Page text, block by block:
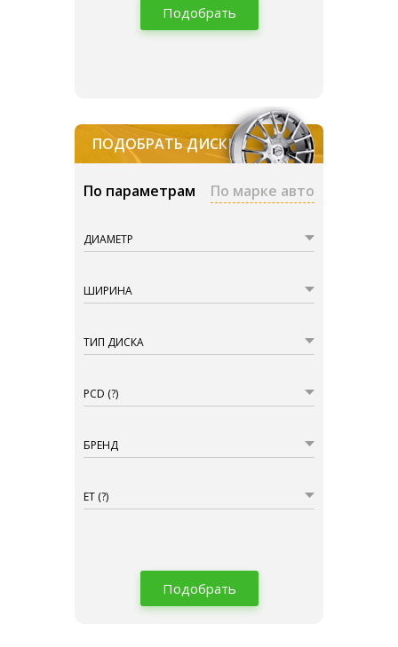
Подобрать
ПОДОБРАТЬ ДИСКИ
По параметрам По марке авто
ДИАМЕТР
ШИРИНА
ТИП ДИСКА
PCD (?)
БРЕНД
ET (?)
Подобрать